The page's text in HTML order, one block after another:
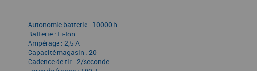
Autonomie batterie : 10000 h
Batterie : Li-Ion
Ampérage : 2,5 A
Capacité magasin : 20
Cadence de tir : 2/seconde